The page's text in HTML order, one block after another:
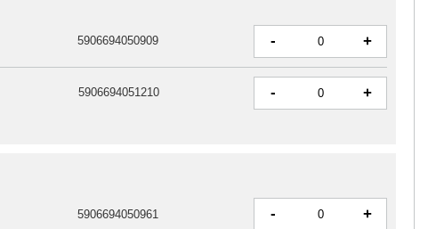
5906694050961 - +
5906694050909 - +
5906694051210 - +